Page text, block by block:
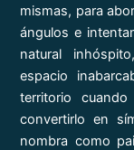
mismas, para
ángulos e
natural
espacio
territorio
convertirlo en
nombra como